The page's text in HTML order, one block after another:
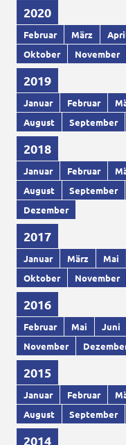
2020
Februar März
Oktober
November
2019
Januar Februar
August
September
2018
Januar Februar
August
September
Dezember
2017
Januar März Mai
Oktober
November
2016
Februar Mai Juni
November
2015
Januar Februar
August
September
2014